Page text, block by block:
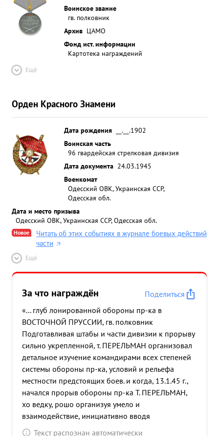
Воинское звание
гв. полковник
Архив ЦАМО
Фонд ист. информации
Картотека награждений
Ещё
Орден Красного Знамени
Дата рождения
__.__.1902
Воинская часть
96 гвардейская стрелковая дивизия
Дата документа 24.03.1945
Военкомат
Одесский ОВК, Украинская ССР,
Одесская обл.
Дата и место призыва
Одесский ОВК, Украинская ССР, Одесская обл.
Новое
Читать об этих событиях в журнале боевых действий
части
Ещё
За что награждён
Поделиться
«... глуб лонированной обороны пр-ка в
ВОСТОЧНОЙ ПРУССИИ, гв. полковник
Подготавливая штабы и части дивизии к прорыву
сильно укрепленной, т. ПЕРЕЛЬМАН организовал
детальное изучение командирами всех степеней
системы обороны пр-ка, условий и рельефа
местности предстоящих боев. и когда, 13.1.45 г.,
начался прорыв обороны пр-ка Т. ПЕРЕЛЬМАН,
хо ведку, рошо организуя умело и
взаимодействие, инициативно вводя
своевременно в бой резервы, и непрерывно
Текст распознан автоматически